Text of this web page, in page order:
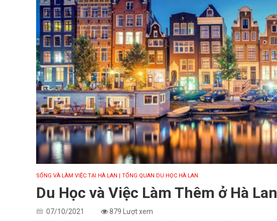
SỐNG VÀ LÀM VIỆC TẠI HÀ LAN | TỔNG QUAN DU HỌC HÀ LAN
Du Học và Việc Làm Thêm ở Hà Lan
07/10/2021 879 Lượt xem